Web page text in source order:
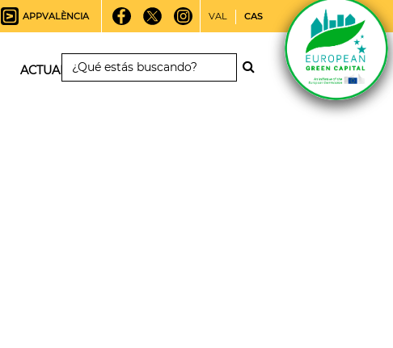
APPVALÈNCIA VAL CAS
ACTUALIDAD